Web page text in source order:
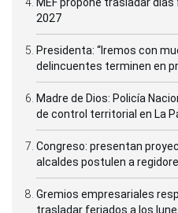
2027
Presidenta: “Iremos con
delincuentes terminen en
Madre de Dios: Policía
de control territorial en La
Congreso: presentan
alcaldes postulen a
Gremios empresariales
trasladar feriados a los